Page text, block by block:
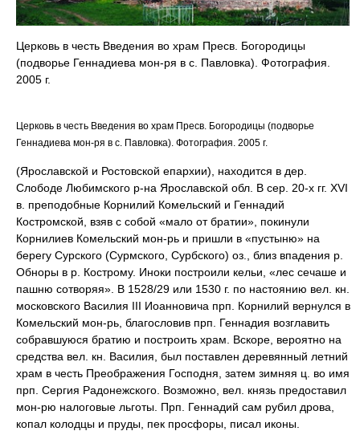
Церковь в честь Введения во храм Пресв. Богородицы
(подворье Геннадиева мон-ря в с. Павловка). Фотография.
2005 г.
Церковь в честь Введения во храм Пресв. Богородицы (подворье
Геннадиева мон-ря в с. Павловка). Фотография. 2005 г.
(Ярославской и Ростовской епархии), находится в дер.
Слободе Любимского р-на Ярославской обл. В сер. 20-х гг. XVI
в. преподобные Корнилий Комельский и Геннадий
Костромской, взяв с собой «мало от братии», покинули
Корнилиев Комельский мон-рь и пришли в «пустыню» на
берегу Сурского (Сурмского, Сурбского) оз., близ впадения р.
Обноры в р. Кострому. Иноки построили кельи, «лес сечаше и
пашню сотворяя». В 1528/29 или 1530 г. по настоянию вел. кн.
московского Василия III Иоанновича прп. Корнилий вернулся в
Комельский мон-рь, благословив прп. Геннадия возглавить
собравшуюся братию и построить храм. Вскоре, вероятно на
средства вел. кн. Василия, был поставлен деревянный летний
храм в честь Преображения Господня, затем зимняя ц. во имя
прп. Сергия Радонежского. Возможно, вел. князь предоставил
мон-рю налоговые льготы. Прп. Геннадий сам рубил дрова,
копал колодцы и пруды, пек просфоры, писал иконы.